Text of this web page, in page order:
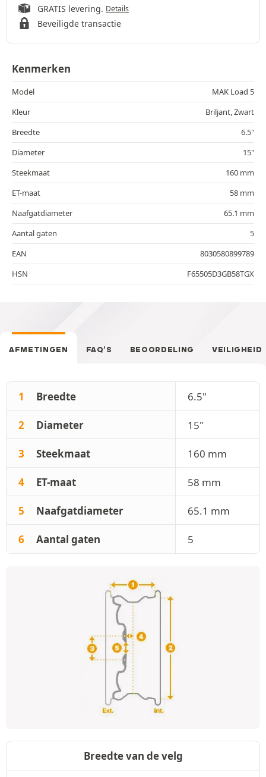
GRATIS levering. Details
Beveiligde transactie
Kenmerken
Model
MAK Load 5
Kleur
Briljant, Zwart
Breedte
6.5"
Diameter
15"
Steekmaat
160 mm
ET-maat
58 mm
Naafgatdiameter
65.1 mm
Aantal gaten
5
EAN
8030580899789
HSN
F65505D3GB58TGX
AFMETINGEN FAQ’S BEOORDELING VEILIGHEID
1 Breedte 6.5"
2 Diameter 15"
3 Steekmaat 160 mm
4 ET-maat 58 mm
5 Naafgatdiameter 65.1 mm
6 Aantal gaten 5
Breedte van de velg